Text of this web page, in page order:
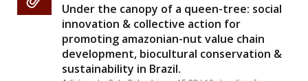
Under the canopy of a queen-tree: social
innovation & collective action for
promoting amazonian-nut value chain
development, biocultural conservation &
sustainability in Brazil.